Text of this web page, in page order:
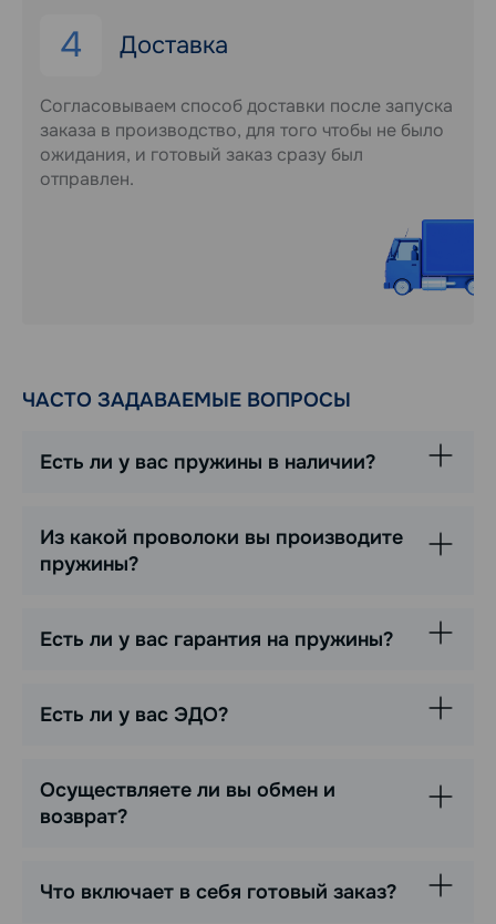
4 Доставка
Согласовываем способ доставки после запуска
заказа в производство, для того чтобы не было
ожидания, и готовый заказ сразу был
отправлен.
ЧАСТО ЗАДАВАЕМЫЕ ВОПРОСЫ
Есть ли у вас пружины в наличии?
Из какой проволоки вы производите
пружины?
Есть ли у вас гарантия на пружины?
Есть ли у вас ЭДО?
Осуществляете ли вы обмен и
возврат?
Что включает в себя готовый заказ?